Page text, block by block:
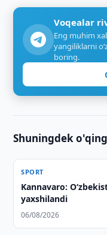
Voqealar
Eng muhim
yangiliklarni
boring.
Shuningdek o'qing
SPORT
Kannavaro:
yaxshilandi
06/08/2026